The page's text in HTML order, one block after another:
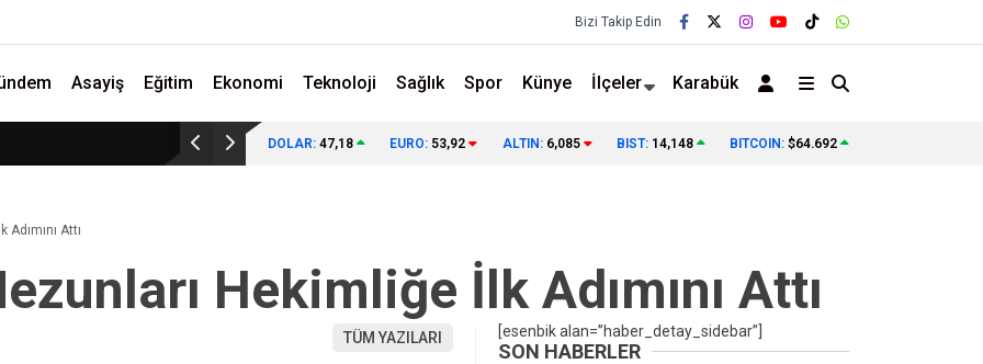
Bizi Takip Edin
Asayiş Eğitim Ekonomi Teknoloji Sağlık Spor Künye İlçeler Karabük
DOLAR: 47,18 EURO: 53,92 ALTIN: 6,085 BIST: 14,148 BITCOIN: $64.692
Attı
Hekimliğe İlk Adımını Attı
TÜM YAZILARI [esenbik alan=”haber_detay_sidebar”]
SON HABERLER